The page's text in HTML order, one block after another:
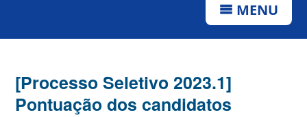
MENU
[Processo Seletivo 2023.1]
Pontuação dos candidatos